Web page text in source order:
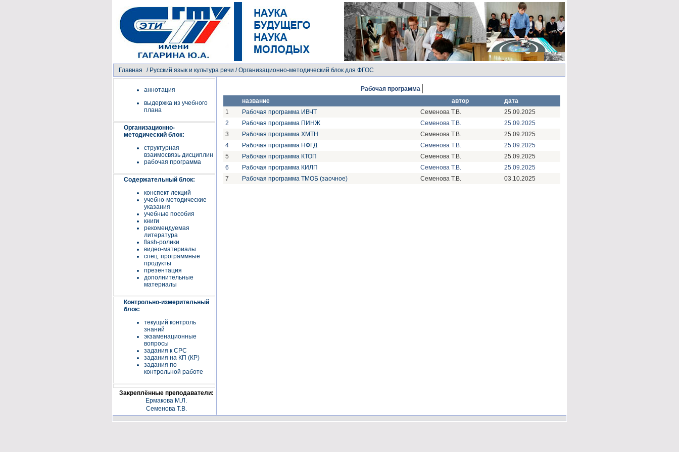
Главная / Русский язык и культура речи / Организационно-методический блок для ФГОС
аннотация
выдержка из учебного
плана
Организационно-
методический блок:
структурная
взаимосвязь дисциплин
рабочая программа
Содержательный блок:
конспект лекций
учебно-методические
указания
учебные пособия
книги
рекомендуемая
литература
flash-ролики
видео-материалы
спец. программные
продукты
презентация
дополнительные
материалы
Контрольно-измерительный
блок:
текущий контроль
знаний
экзаменационные
вопросы
задания к СРС
задания на КП (КР)
задания по
контрольной работе
Закреплённые преподаватели:
Ермакова М.Л.
Семенова Т.В.
Рабочая программа
название
автор
дата
1
Рабочая программа ИВЧТ Семенова Т.В.
25.09.2025
2
Рабочая программа ПИНЖ Семенова Т.В.
25.09.2025
3
Рабочая программа ХМТН Семенова Т.В.
25.09.2025
4
Рабочая программа НФГД Семенова Т.В.
25.09.2025
5
Рабочая программа КТОП Семенова Т.В.
25.09.2025
6
Рабочая программа КИЛП Семенова Т.В.
25.09.2025
7
Рабочая программа ТМОБ (заочное) Семенова Т.В. 03.10.2025